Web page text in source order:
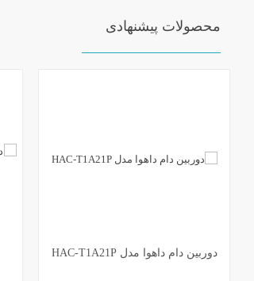
محصولات پیشنهادی
دوربین دام داهوا مدل HAC-T1A21P